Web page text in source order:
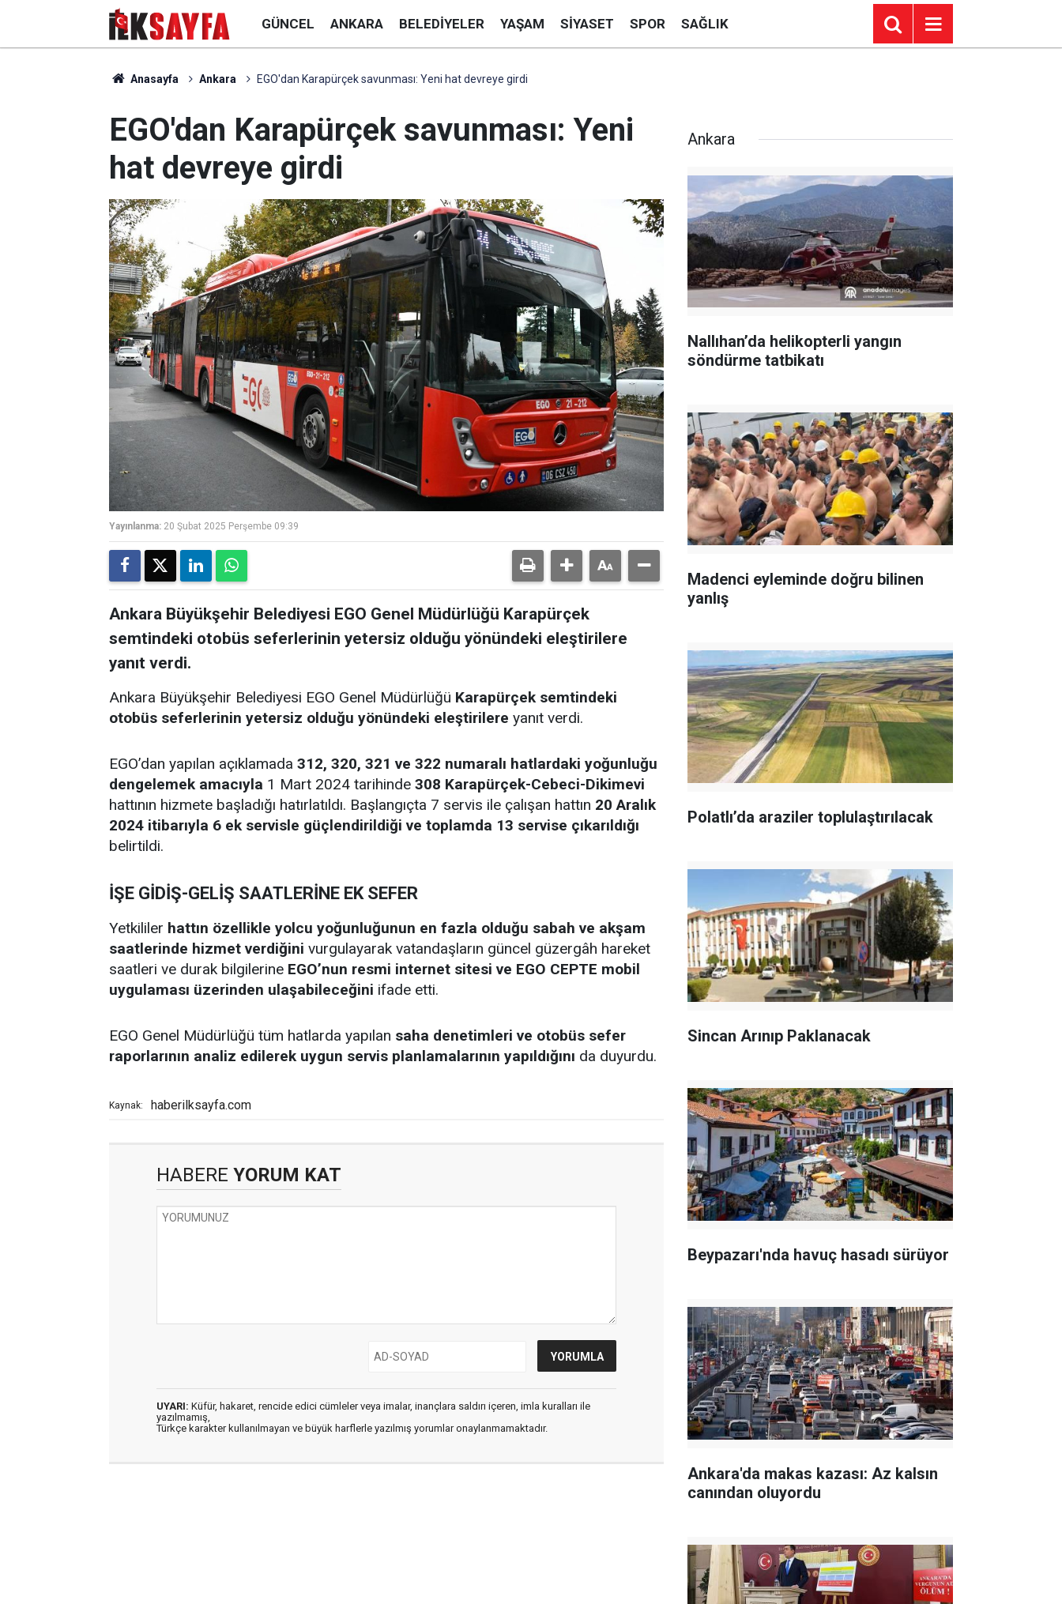
GÜNCEL ANKARA BELEDIYELER YAŞAM SIYASET SPOR SAĞLIK
Anasayfa Ankara EGO'dan Karapürçek savunması: Yeni hat devreye girdi
EGO'dan Karapürçek savunması: Yeni
hat devreye girdi
Yayınlanma: 20 Şubat 2025 Perşembe 09:39
Ankara Büyükşehir Belediyesi EGO Genel Müdürlüğü Karapürçek
semtindeki otobüs seferlerinin yetersiz olduğu yönündeki eleştirilere
yanıt verdi.
Ankara Büyükşehir Belediyesi EGO Genel Müdürlüğü Karapürçek semtindeki
otobüs seferlerinin yetersiz olduğu yönündeki eleştirilere yanıt verdi.
EGO’dan yapılan açıklamada 312, 320, 321 ve 322 numaralı hatlardaki yoğunluğu
dengelemek amacıyla 1 Mart 2024 tarihinde 308 Karapürçek-Cebeci-Dikimevi
hattının hizmete başladığı hatırlatıldı. Başlangıçta 7 servis ile çalışan hattın 20 Aralık
2024 itibarıyla 6 ek servisle güçlendirildiği ve toplamda 13 servise çıkarıldığı
belirtildi.
İŞE GİDİŞ-GELİŞ SAATLERİNE EK SEFER
Yetkililer hattın özellikle yolcu yoğunluğunun en fazla olduğu sabah ve akşam
saatlerinde hizmet verdiğini vurgulayarak vatandaşların güncel güzergâh hareket
saatleri ve durak bilgilerine EGO’nun resmi internet sitesi ve EGO CEPTE mobil
uygulaması üzerinden ulaşabileceğini ifade etti.
EGO Genel Müdürlüğü tüm hatlarda yapılan saha denetimleri ve otobüs sefer
raporlarının analiz edilerek uygun servis planlamalarının yapıldığını da duyurdu.
Kaynak: haberilksayfa.com
HABERE YORUM KAT
UYARI: Küfür, hakaret, rencide edici cümleler veya imalar, inançlara saldırı içeren, imla kuralları ile
yazılmamış,
Türkçe karakter kullanılmayan ve büyük harflerle yazılmış yorumlar onaylanmamaktadır.
Ankara
Nallıhan’da helikopterli yangın
söndürme tatbikatı
Madenci eyleminde doğru bilinen
yanlış
Polatlı’da araziler toplulaştırılacak
Sincan Arınıp Paklanacak
Beypazarı'nda havuç hasadı sürüyor
Ankara'da makas kazası: Az kalsın
canından oluyordu